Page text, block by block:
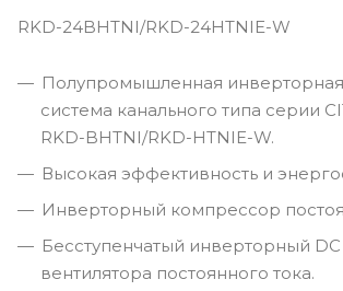
RKD-24BHTNI/RKD-24HTNIE-W
Полупромышленная инверторная
система канального типа серии
RKD-BHTNI/RKD-HTNIE-W.
Высокая эффективность и
Инверторный компрессор
Бесступенчатый инверторный DC
вентилятора постоянного тока.